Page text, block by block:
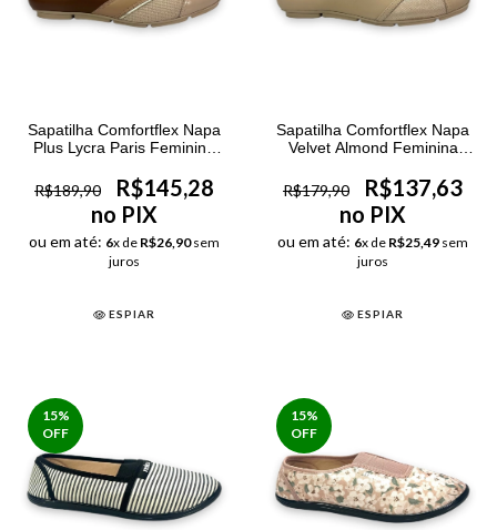
Sapatilha Comfortflex Napa
Plus Lycra Paris Feminina
R$189,90
R$145,28
no PIX
ou em até: 6x de R$26,90sem
juros
ESPIAR
Sapatilha Comfortflex Napa
Velvet Almond Feminina
R$179,90
R$137,63
no PIX
ou em até: 6x de R$25,49 sem
juros
ESPIAR
15%
OFF
15%
OFF